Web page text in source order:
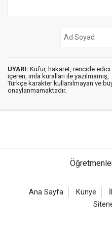
UYARI: Küfür, hakaret, rencide edici
içeren, imla kuralları ile yazılmamış,
Türkçe karakter kullanılmayan ve
onaylanmamaktadır.
Ana Sayfa Künye